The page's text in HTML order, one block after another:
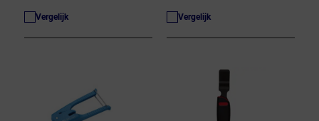
Vergelijk Vergelijk